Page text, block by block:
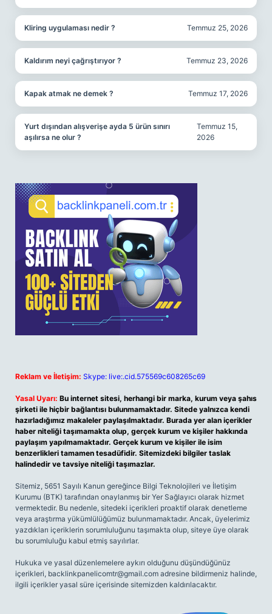
Kliring uygulaması nedir ? Temmuz 25, 2026
Kaldırım neyi çağrıştırıyor ? Temmuz 23, 2026
Kapak atmak ne demek ? Temmuz 17, 2026
Yurt dışından alışverişe ayda 5 ürün sınırı
aşılırsa ne olur ?
Temmuz 15,
2026
Reklam ve İletişim: Skype: live:.cid.575569c608265c69
Yasal Uyarı: Bu internet sitesi, herhangi bir marka, kurum veya şahıs
şirketi ile hiçbir bağlantısı bulunmamaktadır. Sitede yalnızca kendi
hazırladığımız makaleler paylaşılmaktadır. Burada yer alan içerikler
haber niteliği taşımamakta olup, gerçek kurum ve kişiler hakkında
paylaşım yapılmamaktadır. Gerçek kurum ve kişiler ile isim
benzerlikleri tamamen tesadüfidir. Sitemizdeki bilgiler taslak
halindedir ve tavsiye niteliği taşımazlar.
Sitemiz, 5651 Sayılı Kanun gereğince Bilgi Teknolojileri ve İletişim
Kurumu (BTK) tarafından onaylanmış bir Yer Sağlayıcı olarak hizmet
vermektedir. Bu nedenle, sitedeki içerikleri proaktif olarak denetleme
veya araştırma yükümlülüğümüz bulunmamaktadır. Ancak, üyelerimiz
yazdıkları içeriklerin sorumluluğunu taşımakta olup, siteye üye olarak
bu sorumluluğu kabul etmiş sayılırlar.
Hukuka ve yasal düzenlemelere aykırı olduğunu düşündüğünüz
içerikleri, backlinkpanelicomtr@gmail.com adresine bildirmeniz halinde,
ilgili içerikler yasal süre içerisinde sitemizden kaldırılacaktır.